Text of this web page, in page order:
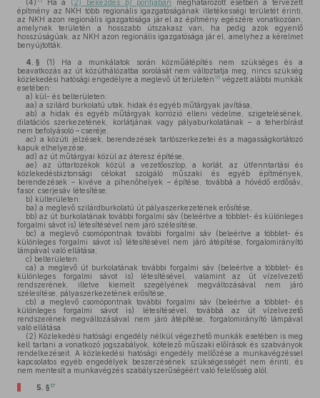
(4)
Ha a (2) bekezdés b) pontjában
meghatározott esetben a tervezett
építmény az NKH több regionális igazgatóságának illetékességi területét érinti,
az NKH azon regionális igazgatósága jár el az építmény egészére vonatkozóan,
amelynek területén a hosszabb útszakasz van, ha pedig azok egyenlő
hosszúságúak, az NKH azon regionális igazgatósága jár el, amelyhez a kérelmet
benyújtották.
4. § (1) Ha a munkálatok során közműátépítés nem szükséges és a
beavatkozás az út közúthálózatba sorolását nem változtatja meg, nincs szükség
közlekedési hatósági engedélyre a meglevő út területén 16végzett alábbi munkák
esetében:
a) kül- és belterületen:
aa) a szilárd burkolatú utak, hidak és egyéb műtárgyak javítása,
ab) a hidak és egyéb műtárgyak korrózió elleni védelme, szigetelésének,
dilatációs szerkezetének, korlátjának vagy pályaburkolatának – a teherbírást
nem befolyásoló – cseréje,
ac) a közúti jelzések, berendezések tartószerkezetei és a magasságkorlátozó
kapuk elhelyezése,
ad) az út műtárgyai közül az áteresz építése,
ae) az úttartozékok közül a vezetőoszlop, a korlát, az útfenntartási és
közlekedésbiztonsági célokat szolgáló műszaki és egyéb építmények,
berendezések – kivéve a pihenőhelyek – építése, továbbá a hóvédő erdősáv,
fasor, cserjesáv létesítése;
b) külterületen:
ba) a meglevő szilárdburkolatú út pályaszerkezetének erősítése,
bb) az út burkolatának további forgalmi sáv (beleértve a többlet- és különleges
forgalmi sávot is) létesítésével nem járó szélesítése,
bc) a meglevő csomópontnak további forgalmi sáv (beleértve a többlet- és
különleges forgalmi sávot is) létesítésével nem járó átépítése, forgalomirányító
lámpával való ellátása;
c) belterületen:
ca) a meglevő út burkolatának további forgalmi sáv (beleértve a többlet- és
különleges forgalmi sávot is) létesítésével, valamint az út vízelvezető
rendszerének, illetve kiemelt szegélyének megváltozásával nem járó
szélesítése, pályaszerkezetének erősítése,
cb) a meglevő csomópontnak további forgalmi sáv (beleértve a többlet- és
különleges forgalmi sávot is) létesítésével, továbbá az út vízelvezető
rendszerének megváltozásával nem járó átépítése, forgalomirányító lámpával
való ellátása.
(2) Közlekedési hatósági engedély nélkül végezhető munkák esetében is meg
kell tartani a vonatkozó jogszabályok, kötelező műszaki előírások és szabványok
rendelkezéseit. A közlekedési hatósági engedély mellőzése a munkavégzéssel
kapcsolatos egyéb engedélyek beszerzésének szükségességét nem érinti, és
nem mentesít a munkavégzés szabályszerűségéért való felelősség alól.
5. § 17